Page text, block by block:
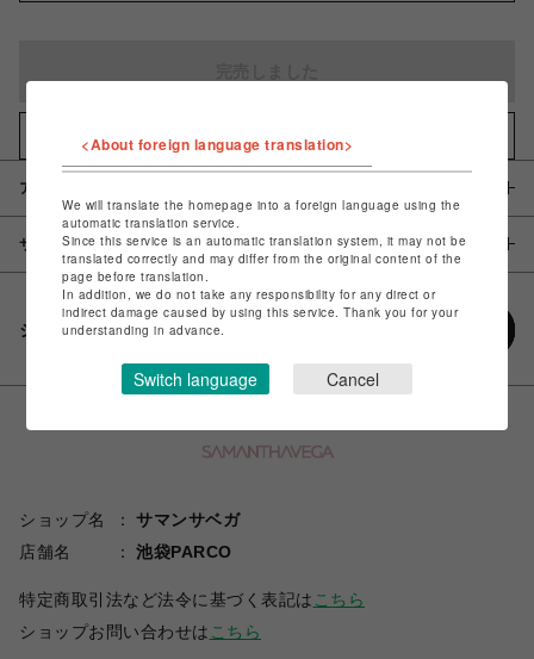
アイテム説明 / 素材
サイズ
シェアする
ショップ名
サマンサベガ
店舗名
池袋PARCO
特定商取引法など法令に基づく表記は こちら
ショップお問い合わせは こちら
<About foreign language translation>
We will translate the homepage into a foreign language using the
automatic translation service.
Since this service is an automatic translation system, it may not be
translated correctly and may differ from the original content of the
page before translation.
In addition, we do not take any responsibility for any direct or
indirect damage caused by using this service. Thank you for your
understanding in advance.
Switch language Cancel